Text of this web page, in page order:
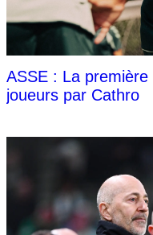
ASSE : La
joueurs par Cathro